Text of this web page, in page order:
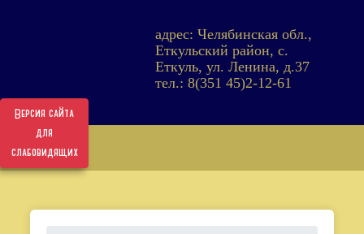
Версия сайта
для
слабовидящих
адрес: Челябинская обл.,
Еткульский район, с.
Еткуль, ул. Ленина, д.37
тел.: 8(351 45)2-12-61